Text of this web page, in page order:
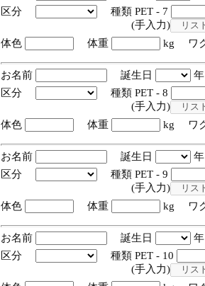
区分
種類 PET - 7
(手入力)
体色
体重 kg ワ
お名前 誕生日
区分
種類 PET - 8
(手入力)
体色
体重 kg ワ
お名前 誕生日
区分
種類 PET - 9
(手入力)
体色
体重 kg ワ
お名前 誕生日
区分
種類 PET - 10
(手入力)